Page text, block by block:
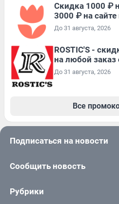
Скидка 1000 ₽
3000 ₽ на
До 31 августа, 2026
ROSTIC'S -
на любой заказ
До 31 августа, 2026
Все
Подписаться на новости
Сообщить новость
Рубрики